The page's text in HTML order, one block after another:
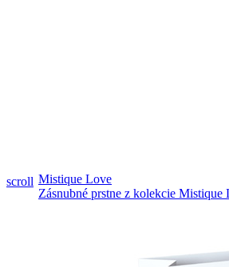
Mistique Love
Zásnubné prstne z kolekcie Mistique
scroll